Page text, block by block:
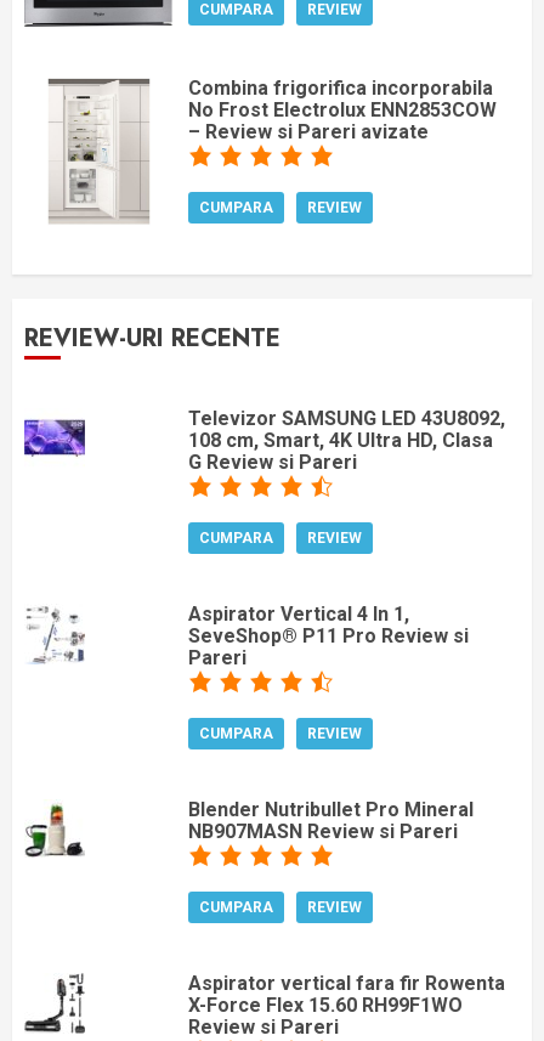
CUMPARA REVIEW
Combina frigorifica incorporabila
No Frost Electrolux ENN2853COW
– Review si Pareri avizate
CUMPARA REVIEW
REVIEW-URI RECENTE
Televizor SAMSUNG LED 43U8092,
108 cm, Smart, 4K Ultra HD, Clasa
G Review si Pareri
CUMPARA REVIEW
Aspirator Vertical 4 In 1,
SeveShop® P11 Pro Review si
Pareri
CUMPARA REVIEW
Blender Nutribullet Pro Mineral
NB907MASN Review si Pareri
CUMPARA REVIEW
Aspirator vertical fara fir Rowenta
X-Force Flex 15.60 RH99F1WO
Review si Pareri